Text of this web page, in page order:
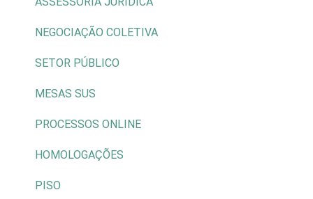
NEGOCIAÇÃO COLETIVA
SETOR PÚBLICO
MESAS SUS
PROCESSOS ONLINE
HOMOLOGAÇÕES
PISO